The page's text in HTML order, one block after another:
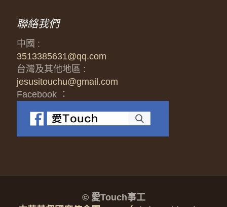
聯絡我們
中國 :
3513385631@qq.com
台灣及其他地區 :
jesusitouchu@gmail.com
Facebook ：
© 愛Touch事工